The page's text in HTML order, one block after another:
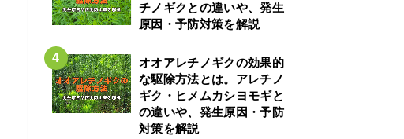
チノギクとの違いや、発生
原因・予防対策を解説
オオアレチノギクの効果的
な駆除方法とは。アレチノ
ギク・ヒメムカシヨモギと
の違いや、発生原因・予防
対策を解説